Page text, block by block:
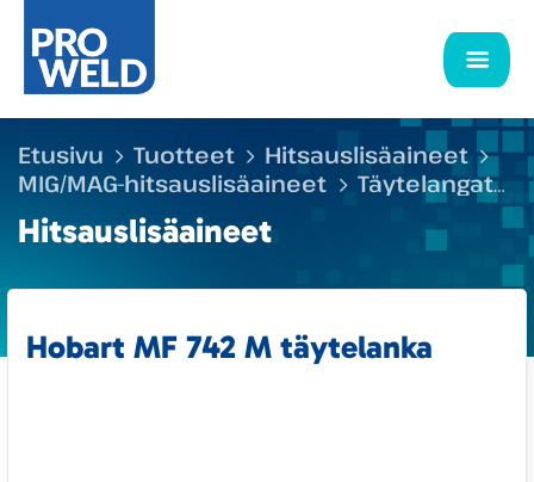
Etusivu Tuotteet
Hitsauslisäaineet
MIG/MAG-hitsauslisäaineet
Täytelangat
Hobart MF 742 M täytelanka
Hitsauslisäaineet
Hobart MF 742 M täytelanka